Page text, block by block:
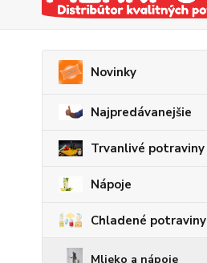
Novinky
Najpredávanejšie
Trvanlivé potraviny
Nápoje
Chladené potraviny
Mlieko a nápoje